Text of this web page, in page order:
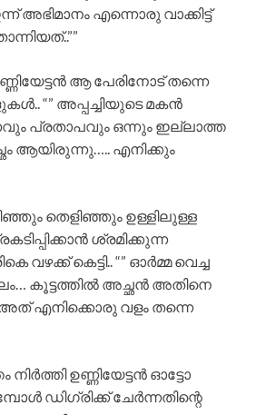
അഭിമാനം എന്നൊരു വാക്കിട്ട്
ആ പേരിനോട് തന്നെ
“” അപ്പച്ചിയുടെ മകൻ
പ്രതാപവും ഒന്നും ഇല്ലാത്ത
ആയിരുന്നു….. എനിക്കും
തെളിഞ്ഞും ഉള്ളിലുള്ള
ശ്രമിക്കുന്ന
വഴക്ക് കെട്ടി.. “” ഓർമ്മ വെച്ച
കൂട്ടത്തിൽ അച്ഛൻ അതിനെ
അത് എനിക്കൊരു വളം തന്നെ
നിർത്തി ഉണ്ണിയേട്ടൻ ഓട്ടോ
ഡിഗ്രിക്ക്‌ ചേർന്നതിന്റെ